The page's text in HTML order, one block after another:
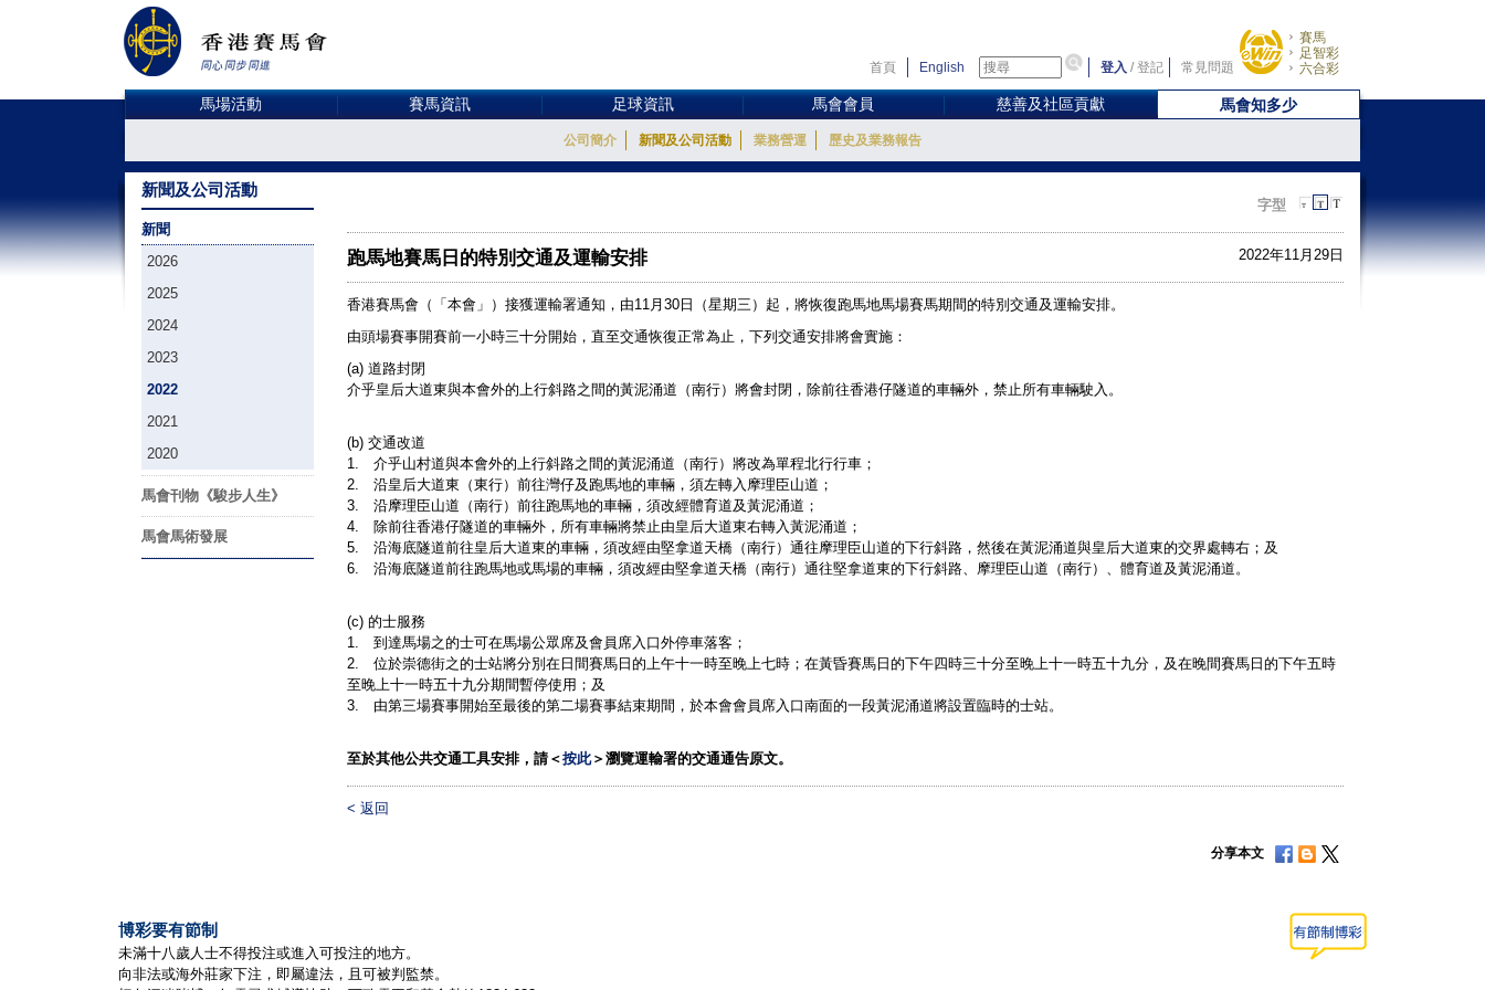
首頁 English 登入 /登記 常見問題
賽馬
足智彩
六合彩
馬場活動 賽馬資訊 足球資訊 馬會會員 慈善及社區貢獻 馬會知多少
公司簡介 新聞及公司活動 業務營運 歷史及業務報告
新聞及公司活動
新聞
2026
2025
2024
2023
2022
2021
2020
馬會刊物《駿步人生》
馬會馬術發展
字型
跑馬地賽馬日的特別交通及運輸安排 2022年11月29日
香港賽馬會（「本會」）接獲運輸署通知，由11月30日（星期三）起，將恢復跑馬地馬場賽馬期間的特別交通及運輸安排。
由頭場賽事開賽前一小時三十分開始，直至交通恢復正常為止，下列交通安排將會實施：
(a) 道路封閉
介乎皇后大道東與本會外的上行斜路之間的黃泥涌道（南行）將會封閉，除前往香港仔隧道的車輛外，禁止所有車輛駛入。
(b) 交通改道
1. 介乎山村道與本會外的上行斜路之間的黃泥涌道（南行）將改為單程北行行車；
2. 沿皇后大道東（東行）前往灣仔及跑馬地的車輛，須左轉入摩理臣山道；
3. 沿摩理臣山道（南行）前往跑馬地的車輛，須改經體育道及黃泥涌道；
4. 除前往香港仔隧道的車輛外，所有車輛將禁止由皇后大道東右轉入黃泥涌道；
5. 沿海底隧道前往皇后大道東的車輛，須改經由堅拿道天橋（南行）通往摩理臣山道的下行斜路，然後在黃泥涌道與皇后大道東的交界處轉右；及
6. 沿海底隧道前往跑馬地或馬場的車輛，須改經由堅拿道天橋（南行）通往堅拿道東的下行斜路、摩理臣山道（南行）、體育道及黃泥涌道。
(c) 的士服務
1. 到達馬場之的士可在馬場公眾席及會員席入口外停車落客；
2. 位於崇德街之的士站將分別在日間賽馬日的上午十一時至晚上七時；在黃昏賽馬日的下午四時三十分至晚上十一時五十九分，及在晚間賽馬日的下午五時
至晚上十一時五十九分期間暫停使用；及
3. 由第三場賽事開始至最後的第二場賽事結束期間，於本會會員席入口南面的一段黃泥涌道將設置臨時的士站。
至於其他公共交通工具安排，請＜按此＞瀏覽運輸署的交通通告原文。
< 返回
分享本文
博彩要有節制
未滿十八歲人士不得投注或進入可投注的地方。
向非法或海外莊家下注，即屬違法，且可被判監禁。